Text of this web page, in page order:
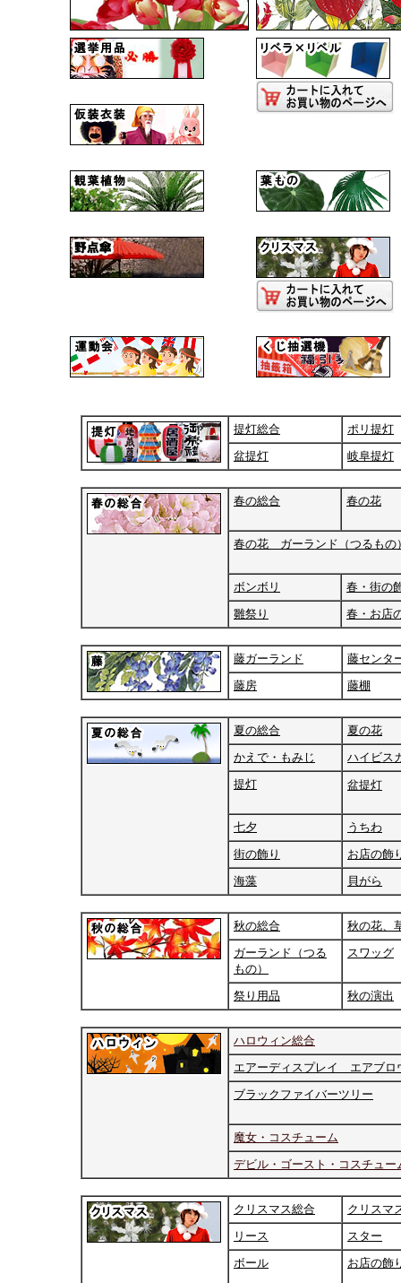
提灯総合
ポリ提灯
盆提灯
岐阜提灯
春の総合 春の花
春の花 ガーランド（つるもの
ボンボリ
春・街の
雛祭り
春・お店
藤ガーランド
藤センタ
藤房
藤棚
夏の総合
夏の花
かえで・もみじ
ハイビス
提灯
盆提灯
七夕
うちわ
街の飾り
お店の飾
海藻
貝がら
秋の総合
秋の花、
ガーランド（つる
もの）
スワッグ
祭り用品 秋の演出
ハロウィン総合
エアーディスプレイ エアブロ
ブラックファイバーツリー
魔女・コスチューム
デビル・ゴースト・コスチュー
クリスマス総合
クリスマ
リース
スター
ボール
お店の飾